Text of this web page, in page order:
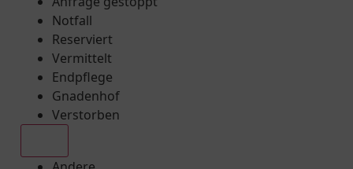
Notfall
Reserviert
Vermittelt
Endpflege
Gnadenhof
Verstorben